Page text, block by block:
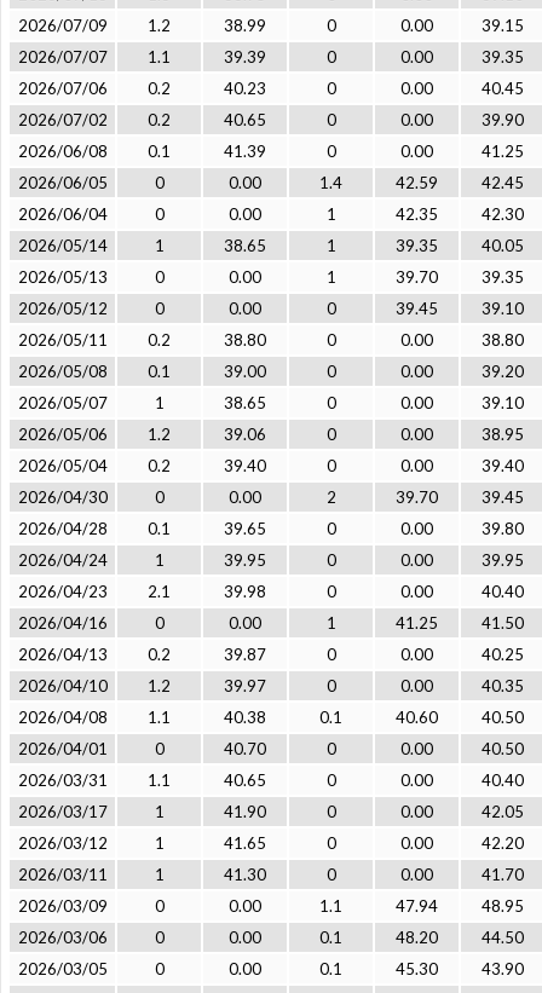
2026/07/09
1.2 38.99 0 0.00
39.15
2026/07/07
1.1 39.39 0 0.00
39.35
2026/07/06
0.2 40.23 0 0.00
40.45
2026/07/02
0.2 40.65 0 0.00
39.90
2026/06/08
0.1 41.39 0 0.00
41.25
2026/06/05
0 0.00 1.4 42.59
42.45
2026/06/04
0 0.00 1 42.35
42.30
2026/05/14
1 38.65 1 39.35
40.05
2026/05/13
0 0.00 1 39.70
39.35
2026/05/12
0 0.00 0 39.45
39.10
2026/05/11
0.2 38.80 0 0.00
38.80
2026/05/08
0.1 39.00 0 0.00
39.20
2026/05/07
1 38.65 0 0.00
39.10
2026/05/06
1.2 39.06 0 0.00
38.95
2026/05/04
0.2 39.40 0 0.00
39.40
2026/04/30
0 0.00 2 39.70
39.45
2026/04/28
0.1 39.65 0 0.00
39.80
2026/04/24
1 39.95 0 0.00
39.95
2026/04/23
2.1 39.98 0 0.00
40.40
2026/04/16
0 0.00 1 41.25
41.50
2026/04/13
0.2 39.87 0 0.00
40.25
2026/04/10
1.2 39.97 0 0.00
40.35
2026/04/08
1.1 40.38 0.1 40.60
40.50
2026/04/01
0 40.70 0 0.00
40.50
2026/03/31
1.1 40.65 0 0.00
40.40
2026/03/17
1 41.90 0 0.00
42.05
2026/03/12
1 41.65 0 0.00
42.20
2026/03/11
1 41.30 0 0.00
41.70
2026/03/09
0 0.00 1.1 47.94
48.95
2026/03/06
0 0.00 0.1 48.20
44.50
2026/03/05
0 0.00 0.1 45.30
43.90